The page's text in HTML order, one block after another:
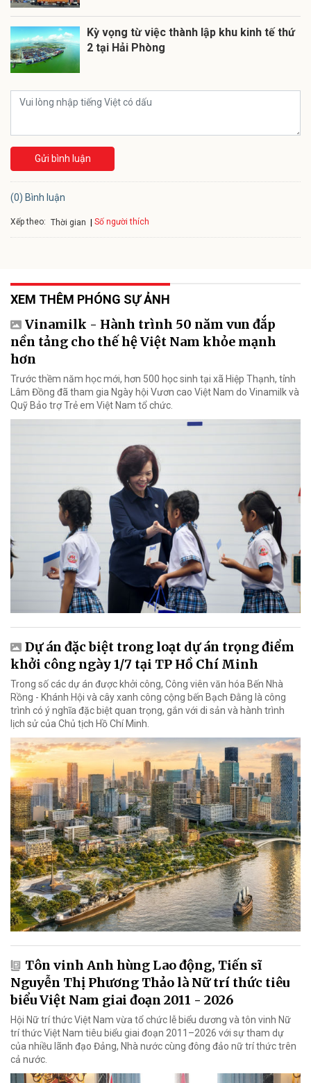
Kỳ vọng từ việc thành lập khu kinh tế thứ
2 tại Hải Phòng
Gửi bình luận
(0) Bình luận
Xếp theo: Thời gian Số người thích
XEM THÊM PHÓNG SỰ ẢNH
Vinamilk - Hành trình 50 năm vun đắp
nền tảng cho thế hệ Việt Nam khỏe mạnh
hơn
Trước thềm năm học mới, hơn 500 học sinh tại xã Hiệp Thạnh, tỉnh
Lâm Đồng đã tham gia Ngày hội Vươn cao Việt Nam do Vinamilk và
Quỹ Bảo trợ Trẻ em Việt Nam tổ chức.
Dự án đặc biệt trong loạt dự án trọng điểm
khởi công ngày 1/7 tại TP Hồ Chí Minh
Trong số các dự án được khởi công, Công viên văn hóa Bến Nhà
Rồng - Khánh Hội và cây xanh công cộng bến Bạch Đằng là công
trình có ý nghĩa đặc biệt quan trọng, gắn với di sản và hành trình
lịch sử của Chủ tịch Hồ Chí Minh.
Tôn vinh Anh hùng Lao động, Tiến sĩ
Nguyễn Thị Phương Thảo là Nữ trí thức tiêu
biểu Việt Nam giai đoạn 2011 - 2026
Hội Nữ trí thức Việt Nam vừa tổ chức lễ biểu dương và tôn vinh Nữ
trí thức Việt Nam tiêu biểu giai đoạn 2011–2026 với sự tham dự
của nhiều lãnh đạo Đảng, Nhà nước cùng đông đảo nữ trí thức trên
cả nước.